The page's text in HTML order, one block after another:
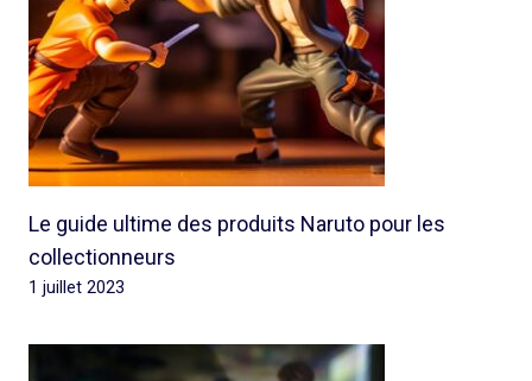
Le guide ultime des produits Naruto pour les
collectionneurs
1 juillet 2023